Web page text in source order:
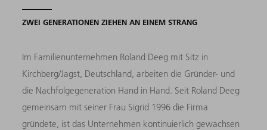
ZWEI GENERATIONEN ZIEHEN AN EINEM STRANG
Im Familienunternehmen Roland Deeg mit Sitz in
Kirchberg/Jagst, Deutschland, arbeiten die Gründer- und
die Nachfolgegeneration Hand in Hand. Seit Roland Deeg
gemeinsam mit seiner Frau Sigrid 1996 die Firma
gründete, ist das Unternehmen kontinuierlich gewachsen